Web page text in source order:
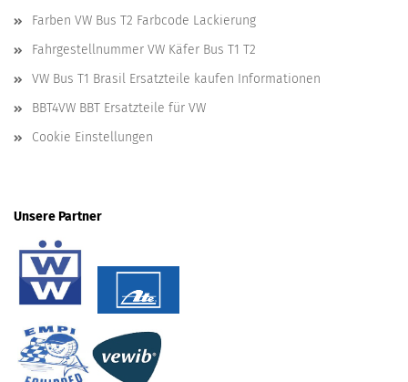
Farben VW Bus T2 Farbcode Lackierung
Fahrgestellnummer VW Käfer Bus T1 T2
VW Bus T1 Brasil Ersatzteile kaufen Informationen
BBT4VW BBT Ersatzteile für VW
Cookie Einstellungen
Unsere Partner